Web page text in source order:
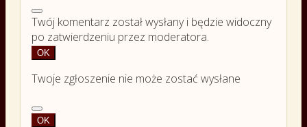
Twój komentarz został wysłany i będzie widoczny
po zatwierdzeniu przez moderatora.
OK
Twoje zgłoszenie nie może zostać wysłane
OK